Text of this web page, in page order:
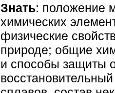
Знать: положение
химических
физические
природе; общие
и способы защиты